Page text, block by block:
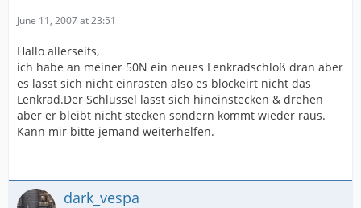
June 11, 2007 at 23:51
Hallo allerseits,
ich habe an meiner 50N ein neues Lenkradschloß dran aber
es lässt sich nicht einrasten also es blockeirt nicht das
Lenkrad.Der Schlüssel lässt sich hineinstecken & drehen
aber er bleibt nicht stecken sondern kommt wieder raus.
Kann mir bitte jemand weiterhelfen.
dark_vespa